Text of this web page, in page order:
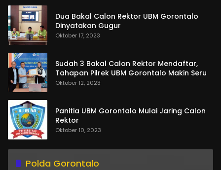
Dua Bakal Calon Rektor UBM Gorontalo
Dinyatakan Gugur
Oktober 17, 2023
Sudah 3 Bakal Calon Rektor Mendaftar,
Tahapan Pilrek UBM Gorontalo Makin Seru
Oktober 12, 2023
Panitia UBM Gorontalo Mulai Jaring Calon
Rektor
Oktober 10, 2023
Polda Gorontalo